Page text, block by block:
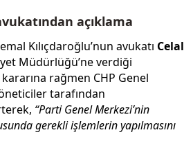
açıklama
Kılıçdaroğlu’nun avukatı Celal
Müdürlüğü’ne verdiği
rağmen CHP Genel
tarafından
“Parti Genel Merkezi’nin
gerekli işlemlerin yapılmasını